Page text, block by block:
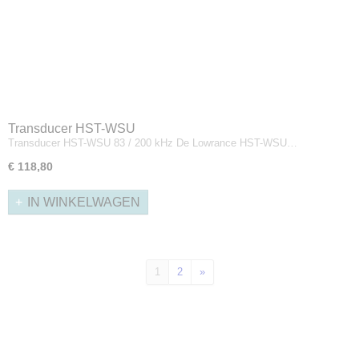
Transducer HST-WSU
Transducer HST-WSU 83 / 200 kHz De Lowrance HST-WSU…
€ 118,80
IN WINKELWAGEN
1 2 »